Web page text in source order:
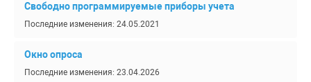
Свободно программируемые приборы учета
Последние изменения: 24.05.2021
Окно опроса
Последние изменения: 23.04.2026